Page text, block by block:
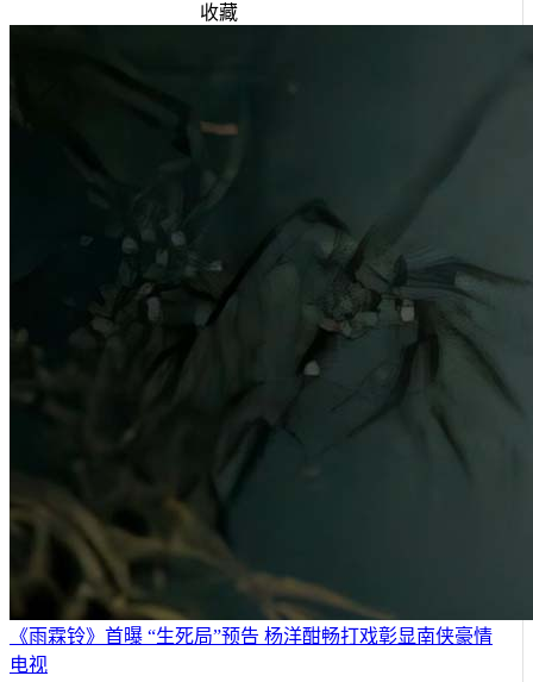
收藏
《雨霖铃》首曝 “生死局”预告 杨洋酣畅打戏彰显南侠豪情
电视